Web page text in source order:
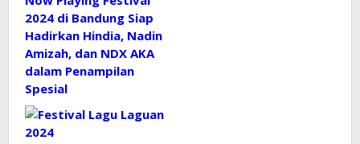
2024 di Bandung Siap
Hadirkan Hindia, Nadin
Amizah, dan NDX AKA
dalam Penampilan
Spesial